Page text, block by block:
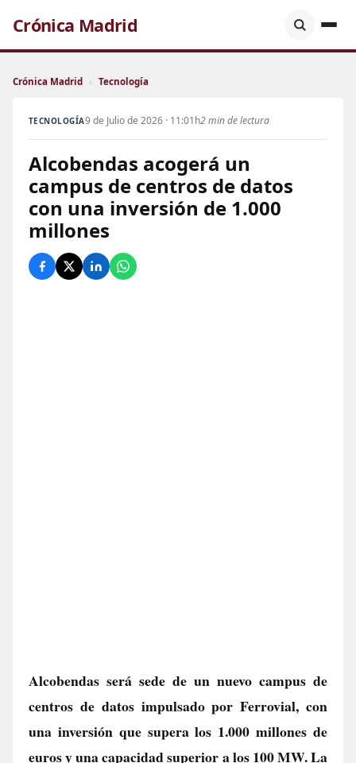
Crónica Madrid
Crónica Madrid › Tecnología
TECNOLOGÍA9 de Julio de 2026 · 11:01h2 min de lectura
Alcobendas acogerá un
campus de centros de datos
con una inversión de 1.000
millones
Alcobendas será sede de un nuevo campus de
centros de datos impulsado por Ferrovial, con
una inversión que supera los 1.000 millones de
euros y una capacidad superior a los 100 MW. La